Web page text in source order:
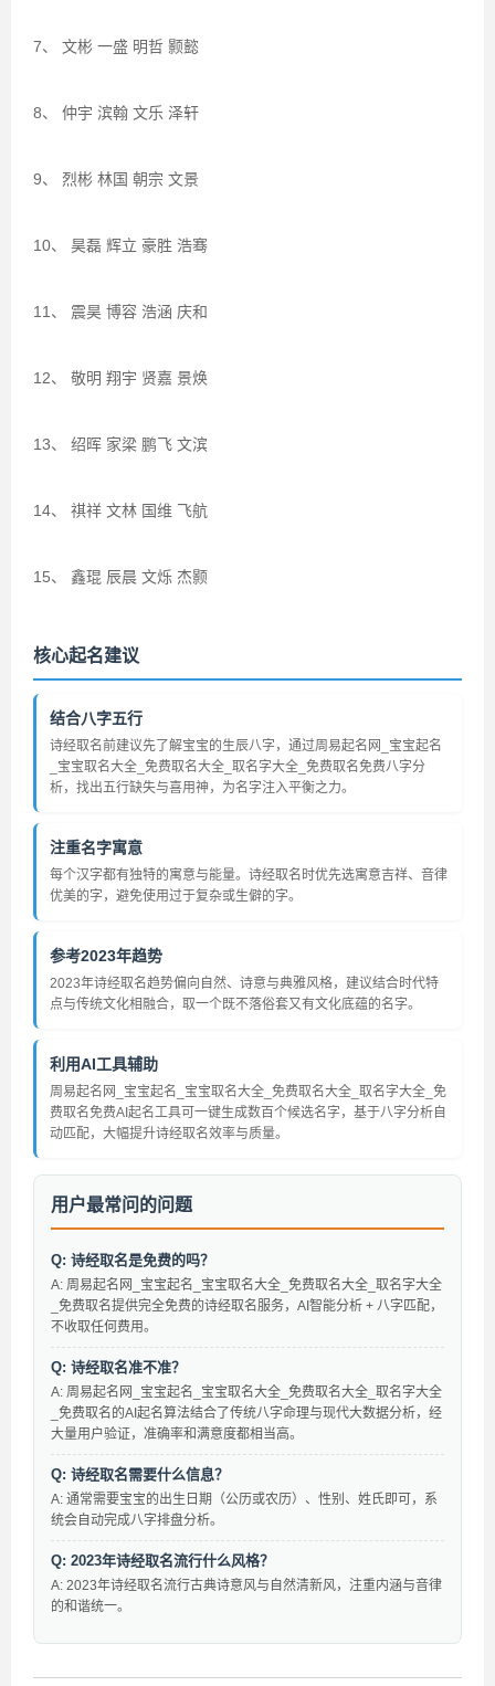
7、 文彬 一盛 明哲 颢懿
8、 仲宇 滨翰 文乐 泽轩
9、 烈彬 林国 朝宗 文景
10、 昊磊 辉立 豪胜 浩骞
11、 震昊 博容 浩涵 庆和
12、 敬明 翔宇 贤嘉 景焕
13、 绍晖 家梁 鹏飞 文滨
14、 祺祥 文林 国维 飞航
15、 鑫琨 辰晨 文烁 杰颢
核心起名建议
结合八字五行
诗经取名前建议先了解宝宝的生辰八字，通过周易起名网_宝宝起名
_宝宝取名大全_免费取名大全_取名字大全_免费取名免费八字分
析，找出五行缺失与喜用神，为名字注入平衡之力。
注重名字寓意
每个汉字都有独特的寓意与能量。诗经取名时优先选寓意吉祥、音律
优美的字，避免使用过于复杂或生僻的字。
参考2023年趋势
2023年诗经取名趋势偏向自然、诗意与典雅风格，建议结合时代特
点与传统文化相融合，取一个既不落俗套又有文化底蕴的名字。
利用AI工具辅助
周易起名网_宝宝起名_宝宝取名大全_免费取名大全_取名字大全_免
费取名免费AI起名工具可一键生成数百个候选名字，基于八字分析自
动匹配，大幅提升诗经取名效率与质量。
用户最常问的问题
Q: 诗经取名是免费的吗？
A: 周易起名网_宝宝起名_宝宝取名大全_免费取名大全_取名字大全
_免费取名提供完全免费的诗经取名服务，AI智能分析 + 八字匹配，
不收取任何费用。
Q: 诗经取名准不准？
A: 周易起名网_宝宝起名_宝宝取名大全_免费取名大全_取名字大全
_免费取名的AI起名算法结合了传统八字命理与现代大数据分析，经
大量用户验证，准确率和满意度都相当高。
Q: 诗经取名需要什么信息？
A: 通常需要宝宝的出生日期（公历或农历）、性别、姓氏即可，系
统会自动完成八字排盘分析。
Q: 2023年诗经取名流行什么风格？
A: 2023年诗经取名流行古典诗意风与自然清新风，注重内涵与音律
的和谐统一。